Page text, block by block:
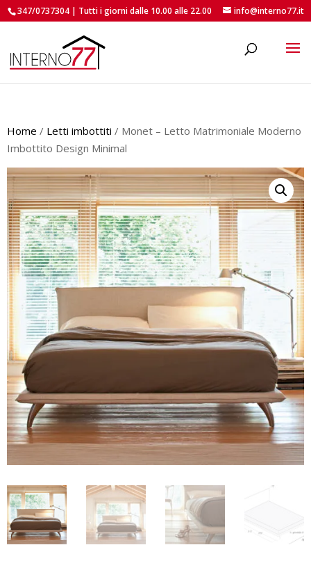
347/0737304 | Tutti i giorni dalle 10.00 alle 22.00 info@interno77.it
Home / Letti imbottiti / Monet – Letto Matrimoniale Moderno
Imbottito Design Minimal